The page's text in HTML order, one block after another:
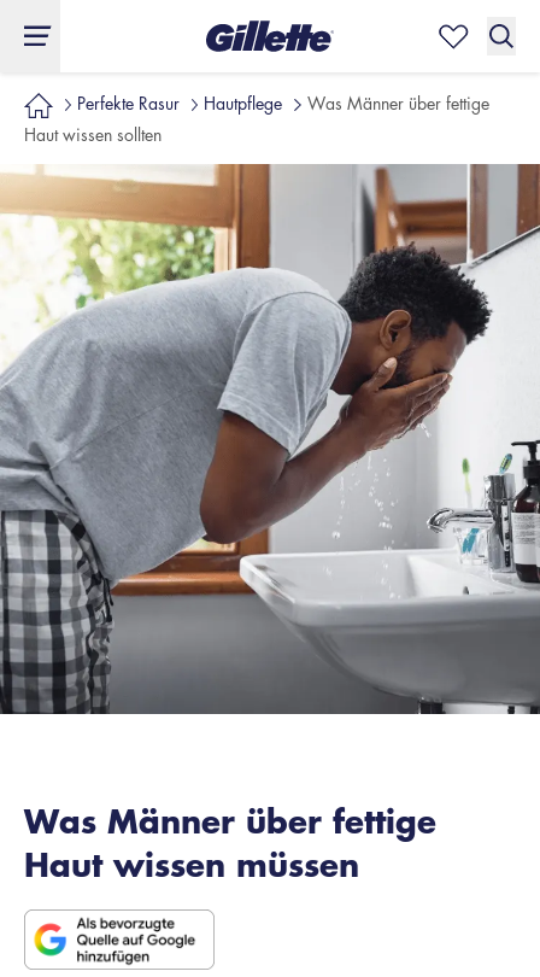
Perfekte Rasur Hautpflege
Was Männer über fettige
Haut wissen sollten
Was Männer über fettige
Haut wissen müssen